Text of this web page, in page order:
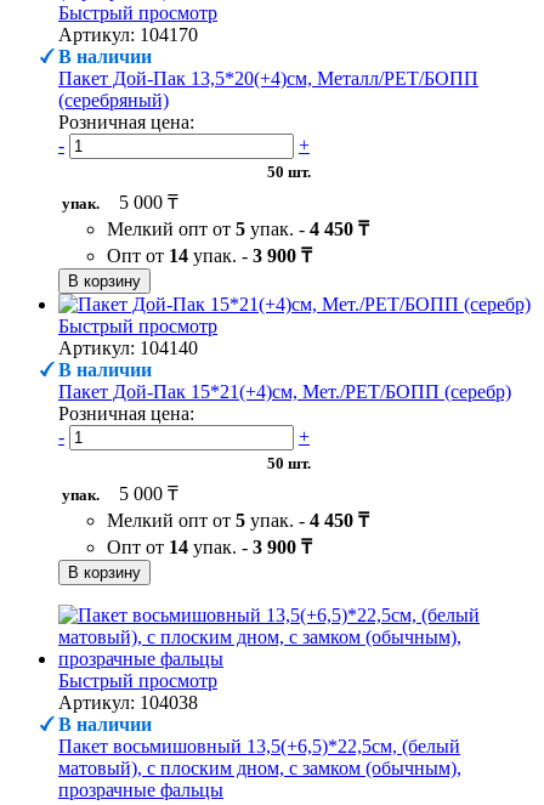
Быстрый просмотр
Артикул: 104170
В наличии
Пакет Дой-Пак 13,5*20(+4)см, Металл/PET/БОПП
(серебряный)
Розничная цена:
-
+
50 шт.
упак.
5 000 ₸
Мелкий опт от 5 упак. - 4 450 ₸
Опт от 14 упак. - 3 900 ₸
В корзину
Быстрый просмотр
Артикул: 104140
В наличии
Пакет Дой-Пак 15*21(+4)см, Мет./PET/БОПП (серебр)
Розничная цена:
-
+
50 шт.
упак.
5 000 ₸
Мелкий опт от 5 упак. - 4 450 ₸
Опт от 14 упак. - 3 900 ₸
В корзину
Быстрый просмотр
Артикул: 104038
В наличии
Пакет восьмишовный 13,5(+6,5)*22,5см, (белый
матовый), с плоским дном, с замком (обычным),
прозрачные фальцы